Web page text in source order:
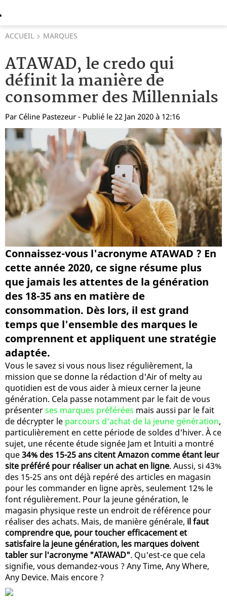
ACCUEIL MARQUES
ATAWAD, le credo qui
définit la manière de
consommer des Millennials
Par Céline Pastezeur - Publié le 22 Jan 2020 à 12:16
Connaissez-vous l'acronyme ATAWAD ? En
cette année 2020, ce signe résume plus
que jamais les attentes de la génération
des 18-35 ans en matière de
consommation. Dès lors, il est grand
temps que l'ensemble des marques le
comprennent et appliquent une stratégie
adaptée.
Vous le savez si vous nous lisez régulièrement, la
mission que se donne la rédaction d'Air of melty au
quotidien est de vous aider à mieux cerner la jeune
génération. Cela passe notamment par le fait de vous
présenterses marques préférées mais aussi par le fait
de décrypter le parcours d'achat de la jeune génération,
particulièrement en cette période de soldes d'hiver. À ce
sujet, une récente étude signée Jam et Intuiti a montré
que34% des 15-25 ans citent Amazon comme étant leur
site préféré pour réaliser un achat en ligne. Aussi, si 43%
des 15-25 ans ont déjà repéré des articles en magasin
pour les commander en ligne après, seulement 12% le
font régulièrement. Pour la jeune génération, le
magasin physique reste un endroit de référence pour
réaliser des achats. Mais, de manière générale, il faut
comprendre que, pour toucher efficacement et
satisfaire la jeune génération, les marques doivent
tabler sur l'acronyme "ATAWAD". Qu'est-ce que cela
signifie, vous demandez-vous ? Any Time, Any Where,
Any Device. Mais encore ?